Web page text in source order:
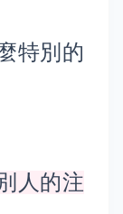
特別的
人的注